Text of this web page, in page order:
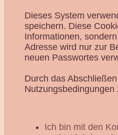
Dieses System
speichern. Diese
Informationen,
Adresse wird nur zur
neuen Passwortes
Durch das
Nutzungsbedingungen
Ich bin mit den